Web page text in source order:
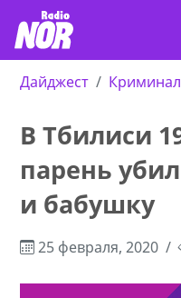
Дайджест Криминал
В Тбилиси
парень
и бабушку
25 февраля, 2020